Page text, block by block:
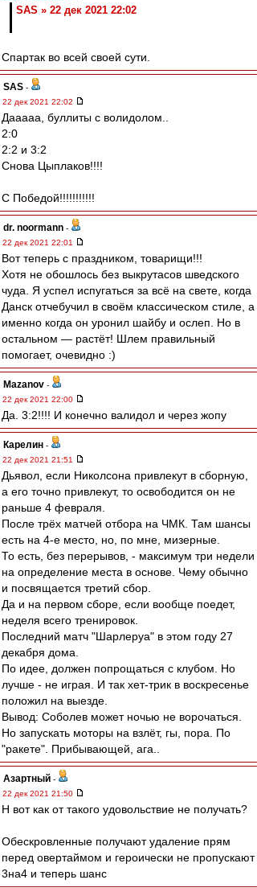
SAS » 22 дек 2021 22:02
Спартак во всей своей сути.
SAS -
22 дек 2021 22:02
Дааааа, буллиты с волидолом..
2:0
2:2 и 3:2
Снова Цыплаков!!!!
С Победой!!!!!!!!!!!
dr. noormann -
22 дек 2021 22:01
Вот теперь с праздником, товарищи!!!
Хотя не обошлось без выкрутасов шведского
чуда. Я успел испугаться за всё на свете, когда
Данск отчебучил в своём классическом стиле, а
именно когда он уронил шайбу и ослеп. Но в
остальном — растёт! Шлем правильный
помогает, очевидно :)
Mazanov -
22 дек 2021 22:00
Да. 3:2!!!! И конечно валидол и через жопу
Карелин -
22 дек 2021 21:51
Дьявол, если Николсона привлекут в сборную,
а его точно привлекут, то освободится он не
раньше 4 февраля.
После трёх матчей отбора на ЧМК. Там шансы
есть на 4-е место, но, по мне, мизерные.
То есть, без перерывов, - максимум три недели
на определение места в основе. Чему обычно
и посвящается третий сбор.
Да и на первом сборе, если вообще поедет,
неделя всего тренировок.
Последний матч "Шарлеруа" в этом году 27
декабря дома.
По идее, должен попрощаться с клубом. Но
лучше - не играя. И так хет-трик в воскресенье
положил на выезде.
Вывод: Соболев может ночью не ворочаться.
Но запускать моторы на взлёт, гы, пора. По
"ракете". Прибывающей, ага..
Азартный -
22 дек 2021 21:50
Н вот как от такого удовольствие не получать?
Обескровленные получают удаление прям
перед овертаймом и героически не пропускают
3на4 и теперь шанс